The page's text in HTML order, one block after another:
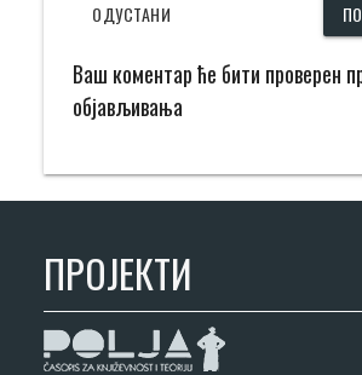
ОДУСТАНИ
Ваш коментар ће бити проверен
објављивања
ПРОЈЕКТИ